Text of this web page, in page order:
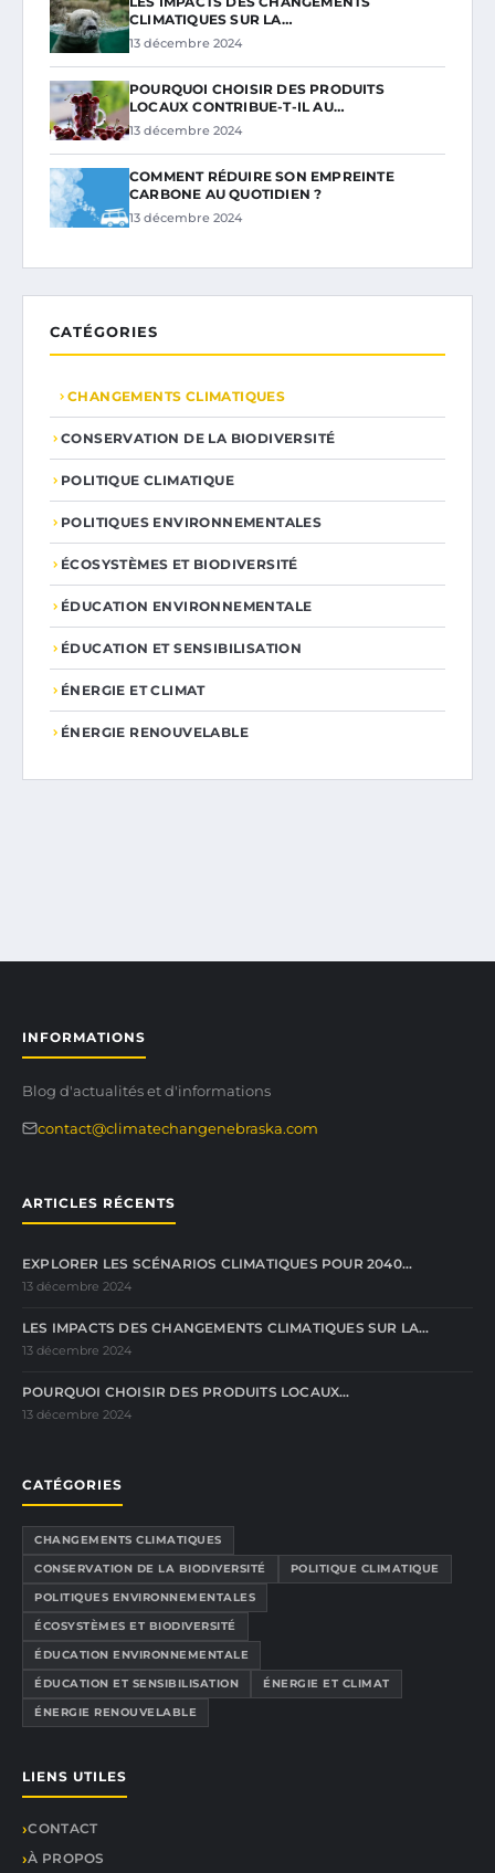
CLIMATIQUES SUR LA…
13 décembre 2024
POURQUOI CHOISIR DES PRODUITS
LOCAUX CONTRIBUE-T-IL AU…
13 décembre 2024
COMMENT RÉDUIRE SON EMPREINTE
CARBONE AU QUOTIDIEN ?
13 décembre 2024
CATÉGORIES
CHANGEMENTS CLIMATIQUES
CONSERVATION DE LA BIODIVERSITÉ
POLITIQUE CLIMATIQUE
POLITIQUES ENVIRONNEMENTALES
ÉCOSYSTÈMES ET BIODIVERSITÉ
ÉDUCATION ENVIRONNEMENTALE
ÉDUCATION ET SENSIBILISATION
ÉNERGIE ET CLIMAT
ÉNERGIE RENOUVELABLE
INFORMATIONS
Blog d'actualités et d'informations
contact@climatechangenebraska.com
ARTICLES RÉCENTS
EXPLORER LES SCÉNARIOS CLIMATIQUES POUR 2040…
13 décembre 2024
LES IMPACTS DES CHANGEMENTS CLIMATIQUES SUR LA…
13 décembre 2024
POURQUOI CHOISIR DES PRODUITS LOCAUX…
13 décembre 2024
CATÉGORIES
CHANGEMENTS CLIMATIQUES
CONSERVATION DE LA BIODIVERSITÉ
POLITIQUE CLIMATIQUE
POLITIQUES ENVIRONNEMENTALES
ÉCOSYSTÈMES ET BIODIVERSITÉ
ÉDUCATION ENVIRONNEMENTALE
ÉDUCATION ET SENSIBILISATION
ÉNERGIE ET CLIMAT
ÉNERGIE RENOUVELABLE
LIENS UTILES
CONTACT
À PROPOS